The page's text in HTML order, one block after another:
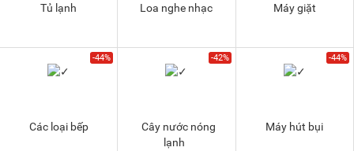
Tủ lạnh Loa nghe nhạc Máy giặt
-44%
Các loại bếp
-42%
Cây nước nóng
lạnh
-44%
Máy hút bụi